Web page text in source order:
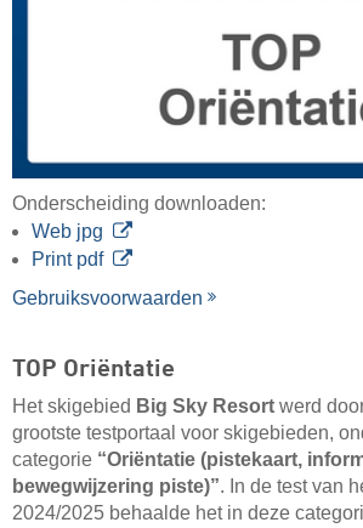
Onderscheiding downloaden:
Web jpg
Print pdf
Gebruiksvoorwaarden
TOP Oriëntatie
Het skigebied Big Sky Resort werd
grootste testportaal voor skigebieden,
categorie “Oriëntatie (pistekaart,
bewegwijzering piste)”. In de test van
2024/2025 behaalde het in deze